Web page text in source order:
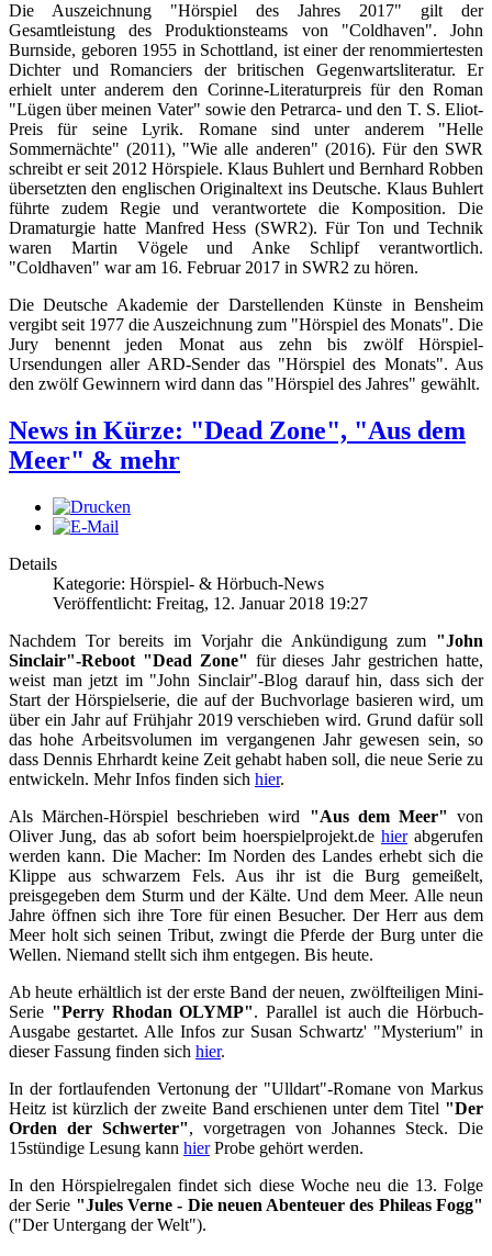
Die Auszeichnung "Hörspiel des Jahres 2017" gilt der
Gesamtleistung des Produktionsteams von "Coldhaven". John
Burnside, geboren 1955 in Schottland, ist einer der renommiertesten
Dichter und Romanciers der britischen Gegenwartsliteratur. Er
erhielt unter anderem den Corinne-Literaturpreis für den Roman
"Lügen über meinen Vater" sowie den Petrarca- und den T. S. Eliot-
Preis für seine Lyrik. Romane sind unter anderem "Helle
Sommernächte" (2011), "Wie alle anderen" (2016). Für den SWR
schreibt er seit 2012 Hörspiele. Klaus Buhlert und Bernhard Robben
übersetzten den englischen Originaltext ins Deutsche. Klaus Buhlert
führte zudem Regie und verantwortete die Komposition. Die
Dramaturgie hatte Manfred Hess (SWR2). Für Ton und Technik
waren Martin Vögele und Anke Schlipf verantwortlich.
"Coldhaven" war am 16. Februar 2017 in SWR2 zu hören.
Die Deutsche Akademie der Darstellenden Künste in Bensheim
vergibt seit 1977 die Auszeichnung zum "Hörspiel des Monats". Die
Jury benennt jeden Monat aus zehn bis zwölf Hörspiel-
Ursendungen aller ARD-Sender das "Hörspiel des Monats". Aus
den zwölf Gewinnern wird dann das "Hörspiel des Jahres" gewählt.
News in Kürze: "Dead Zone", "Aus dem
Meer" & mehr
Details
Kategorie: Hörspiel- & Hörbuch-News
Veröffentlicht: Freitag, 12. Januar 2018 19:27
Nachdem Tor bereits im Vorjahr die Ankündigung zum "John
Sinclair"-Reboot "Dead Zone" für dieses Jahr gestrichen hatte,
weist man jetzt im "John Sinclair"-Blog darauf hin, dass sich der
Start der Hörspielserie, die auf der Buchvorlage basieren wird, um
über ein Jahr auf Frühjahr 2019 verschieben wird. Grund dafür soll
das hohe Arbeitsvolumen im vergangenen Jahr gewesen sein, so
dass Dennis Ehrhardt keine Zeit gehabt haben soll, die neue Serie zu
entwickeln. Mehr Infos finden sich hier.
Als Märchen-Hörspiel beschrieben wird "Aus dem Meer" von
Oliver Jung, das ab sofort beim hoerspielprojekt.de hierabgerufen
werden kann. Die Macher: Im Norden des Landes erhebt sich die
Klippe aus schwarzem Fels. Aus ihr ist die Burg gemeißelt,
preisgegeben dem Sturm und der Kälte. Und dem Meer. Alle neun
Jahre öffnen sich ihre Tore für einen Besucher. Der Herr aus dem
Meer holt sich seinen Tribut, zwingt die Pferde der Burg unter die
Wellen. Niemand stellt sich ihm entgegen. Bis heute.​
Ab heute erhältlich ist der erste Band der neuen, zwölfteiligen Mini-
Serie "Perry Rhodan OLYMP". Parallel ist auch die Hörbuch-
Ausgabe gestartet. Alle Infos zur Susan Schwartz' "Mysterium" in
dieser Fassung finden sich hier.
In der fortlaufenden Vertonung der "Ulldart"-Romane von Markus
Heitz ist kürzlich der zweite Band erschienen unter dem Titel "Der
Orden der Schwerter", vorgetragen von Johannes Steck. Die
15stündige Lesung kann hierProbe gehört werden.
In den Hörspielregalen findet sich diese Woche neu die 13. Folge
der Serie "Jules Verne - Die neuen Abenteuer des Phileas Fogg"
("Der Untergang der Welt").